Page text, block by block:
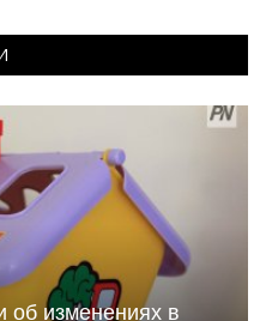
изменениях в